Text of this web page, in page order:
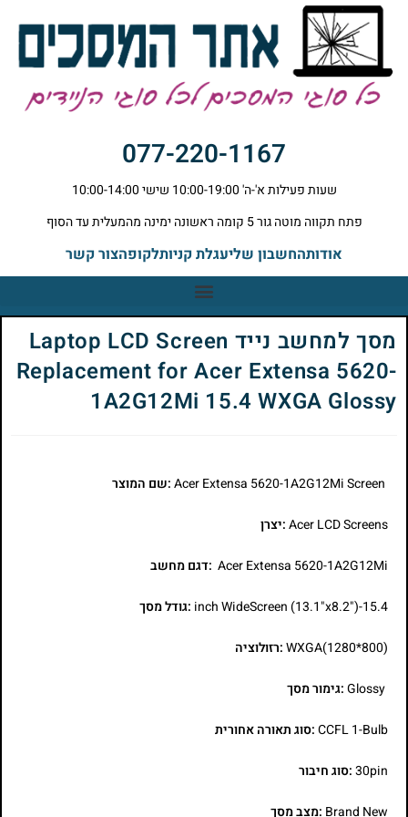
077-220-1167
שעות פעילות א'-ה' 10:00-19:00 שישי 10:00-14:00
פתח תקווה מוטה גור 5 קומה ראשונה ימינה מהמעלית עד הסוף
אודותהחשבון שליעגלת קניותלקופהצור קשר
מסך למחשב נייד Laptop LCD Screen
Replacement for Acer Extensa 5620-
1A2G12Mi 15.4 WXGA Glossy
:שם המוצר
Acer LCD Screens:יצרן
Acer Extensa 5620-1A2G12Mi :דגם מחשב
15.4-inch WideScreen (13.1"x8.2") :גודל מסך
WXGA(1280*800):רזולוציה
Glossy:גימור מסך
CCFL 1-Bulb:סוג תאורה אחורית
30pin:סוג חיבור
Brand New :מצב מסך